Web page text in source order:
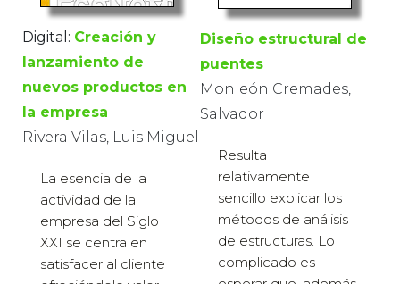
Digital: Creación y
lanzamiento de
nuevos productos en
la empresa
Rivera Vilas, Luis Miguel
La esencia de la
actividad de la
empresa del Siglo
XXI se centra en
satisfacer al cliente
Diseño estructural de
puentes
Monleón Cremades,
Salvador
Resulta
relativamente
sencillo explicar los
métodos de análisis
de estructuras. Lo
complicado es